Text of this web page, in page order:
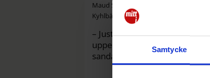
Samtycke
Maud Söderberg, 80, föll i snömoddet
Kyhlbäck
– Just nu är det katastrof.
uppe i norra Botkyrka? Jag
sandat.